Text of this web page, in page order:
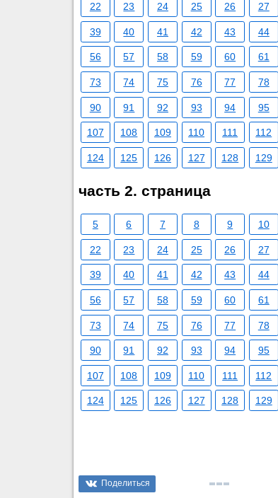
22 23 24 25 26 27
39 40 41 42 43 44
56 57 58 59 60 61
73 74 75 76 77 78
90 91 92 93 94 95
107 108 109 110 111 112
124 125 126 127 128 129
часть 2. страница
5 6 7 8 9 10
22 23 24 25 26 27
39 40 41 42 43 44
56 57 58 59 60 61
73 74 75 76 77 78
90 91 92 93 94 95
107 108 109 110 111 112
124 125 126 127 128 129
Поделиться